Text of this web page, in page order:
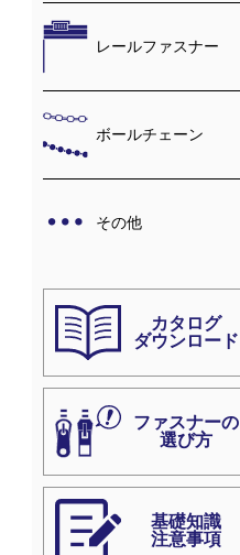
レールファスナー
ボールチェーン
その他
カタログ
ダウンロード
ファスナーの
選び方
基礎知識
注意事項